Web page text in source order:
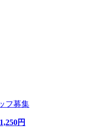
フ募集
1,250円